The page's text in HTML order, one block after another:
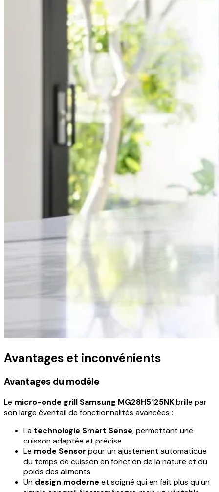
Avantages et inconvénients
Avantages du modèle
Le micro-onde grill Samsung MG28H5125NKbrille par
son large éventail de fonctionnalités avancées :
La technologie Smart Sense, permettant une
cuisson adaptée et précise
Le mode Sensor pour un ajustement automatique
du temps de cuisson en fonction de la nature et du
poids des aliments
Un design moderne et soigné qui en fait plus qu'un